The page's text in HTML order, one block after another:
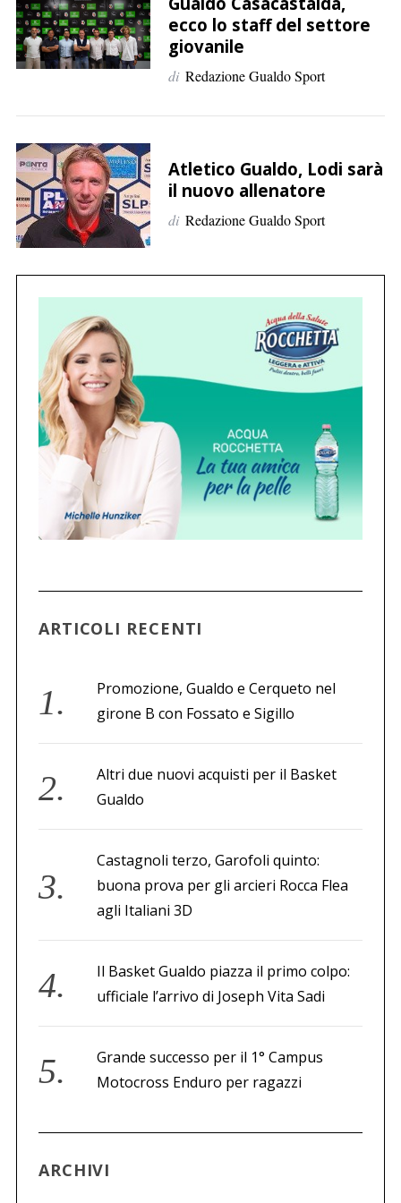
e
r
ecco lo staff del settore
giovanile
di Redazione Gualdo Sport
Atletico Gualdo, Lodi sarà
il nuovo allenatore
di Redazione Gualdo Sport
ARTICOLI RECENTI
Promozione, Gualdo e Cerqueto nel
girone B con Fossato e Sigillo
Altri due nuovi acquisti per il Basket
Gualdo
Castagnoli terzo, Garofoli quinto:
buona prova per gli arcieri Rocca Flea
agli Italiani 3D
Il Basket Gualdo piazza il primo colpo:
ufficiale l’arrivo di Joseph Vita Sadi
Grande successo per il 1° Campus
Motocross Enduro per ragazzi
ARCHIVI
C
e
a
p
e